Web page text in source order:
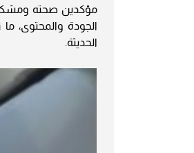
مؤكدين صحته
الجودة والمحتوى،
الحديثة.